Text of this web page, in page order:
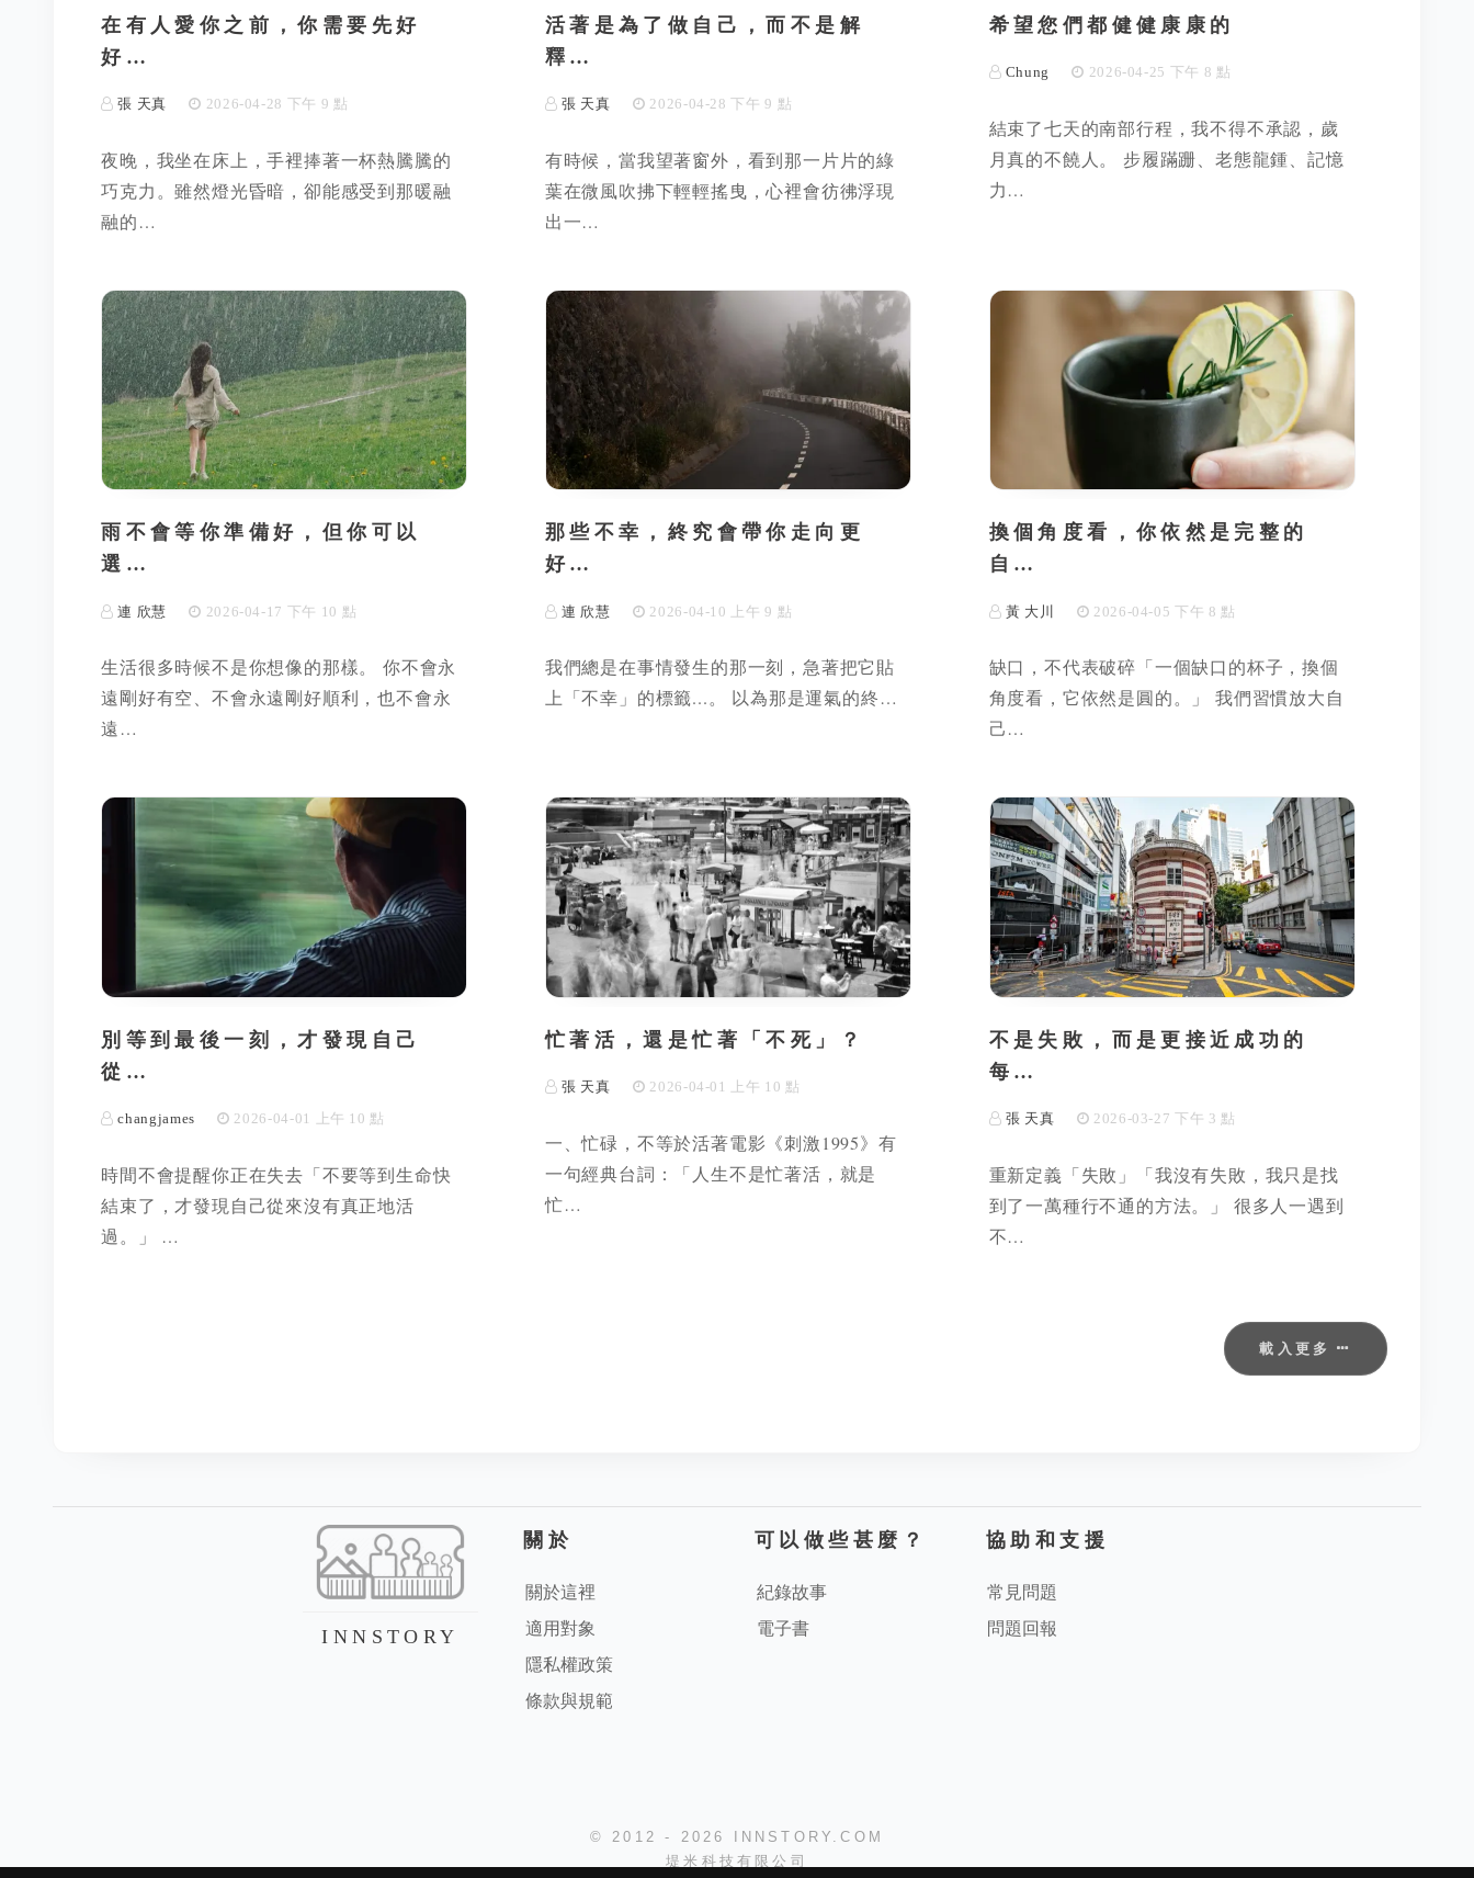
在有人愛你之前，你需要先好
好…
張 天真 2026-04-28 下午 9 點
夜晚，我坐在床上，手裡捧著一杯熱騰騰的
巧克力。雖然燈光昏暗，卻能感受到那暖融
融的…
活著是為了做自己，而不是解
釋…
張 天真 2026-04-28 下午 9 點
有時候，當我望著窗外，看到那一片片的綠
葉在微風吹拂下輕輕搖曳，心裡會彷彿浮現
出一…
希望您們都健健康康的
Chung 2026-04-25 下午 8 點
結束了七天的南部行程，我不得不承認，歲
月真的不饒人。 步履蹣跚、老態龍鍾、記憶
力…
雨不會等你準備好，但你可以
選…
連 欣慧 2026-04-17 下午 10 點
生活很多時候不是你想像的那樣。 你不會永
遠剛好有空、不會永遠剛好順利，也不會永
遠…
那些不幸，終究會帶你走向更
好…
連 欣慧 2026-04-10 上午 9 點
我們總是在事情發生的那一刻，急著把它貼
上「不幸」的標籤...。 以為那是運氣的終…
換個角度看，你依然是完整的
自…
黃 大川 2026-04-05 下午 8 點
缺口，不代表破碎「一個缺口的杯子，換個
角度看，它依然是圓的。」 我們習慣放大自
己…
別等到最後一刻，才發現自己
從…
changjames 2026-04-01 上午 10 點
時間不會提醒你正在失去「不要等到生命快
結束了，才發現自己從來沒有真正地活
過。」 …
忙著活，還是忙著「不死」？
張 天真 2026-04-01 上午 10 點
一、忙碌，不等於活著電影《刺激1995》有
一句經典台詞：「人生不是忙著活，就是
忙…
不是失敗，而是更接近成功的
每…
張 天真 2026-03-27 下午 3 點
重新定義「失敗」「我沒有失敗，我只是找
到了一萬種行不通的方法。」 很多人一遇到
不…
載入更多
INNSTORY
關於
關於這裡
適用對象
隱私權政策
條款與規範
可以做些甚麼？
紀錄故事
電子書
協助和支援
常見問題
問題回報
© 2012 - 2026 INNSTORY.COM
堤米科技有限公司